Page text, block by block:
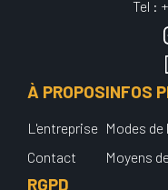
Tel :
À PROPOS
L'entreprise
Contact
INFOS
Modes
Moyens
RGPD